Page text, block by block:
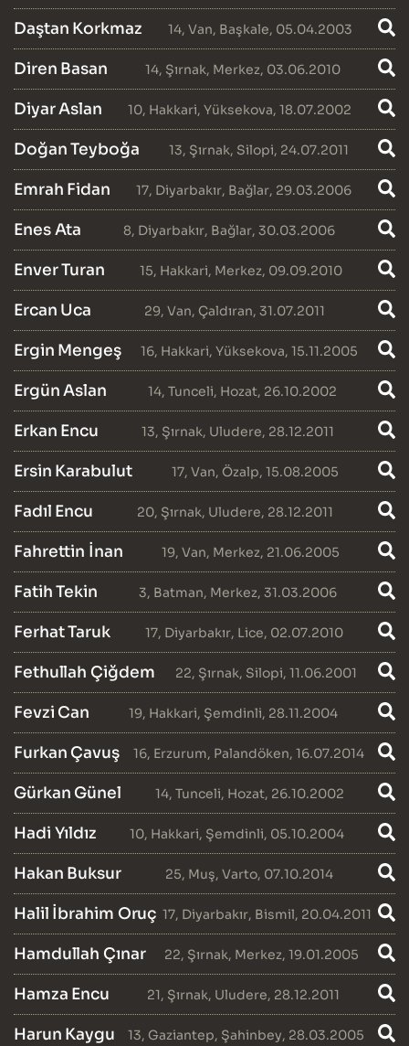
Daştan Korkmaz 14, Van, Başkale, 05.04.2003
Diren Basan 14, Şırnak, Merkez, 03.06.2010
Diyar Aslan 10, Hakkari,Yüksekova, 18.07.2002
Doğan Teyboğa 13, Şırnak, Silopi, 24.07.2011
Emrah Fidan 17, Diyarbakır, Bağlar, 29.03.2006
Enes Ata 8, Diyarbakır, Bağlar, 30.03.2006
Enver Turan 15, Hakkari, Merkez, 09.09.2010
Ercan Uca 29, Van, Çaldıran, 31.07.2011
Ergin Mengeş 16, Hakkari,Yüksekova, 15.11.2005
Ergün Aslan 14, Tunceli, Hozat, 26.10.2002
Erkan Encu 13, Şırnak, Uludere, 28.12.2011
Ersin Karabulut 17, Van, Özalp, 15.08.2005
Fadıl Encu 20, Şırnak, Uludere, 28.12.2011
Fahrettin İnan 19, Van, Merkez, 21.06.2005
Fatih Tekin 3, Batman, Merkez, 31.03.2006
Ferhat Taruk 17, Diyarbakır, Lice, 02.07.2010
Fethullah Çiğdem 22, Şırnak, Silopi, 11.06.2001
Fevzi Can 19, Hakkari, Şemdinli, 28.11.2004
Furkan Çavuş 16, Erzurum, Palandöken, 16.07.2014
Gürkan Günel 14, Tunceli, Hozat, 26.10.2002
Hadi Yıldız 10, Hakkari, Şemdinli, 05.10.2004
Hakan Buksur 25, Muş,Varto, 07.10.2014
Halil İbrahim Oruç 17, Diyarbakır, Bismil, 20.04.2011
Hamdullah Çınar 22, Şırnak, Merkez, 19.01.2005
Hamza Encu 21, Şırnak, Uludere, 28.12.2011
Harun Kaygu 13, Gaziantep, Şahinbey, 28.03.2005